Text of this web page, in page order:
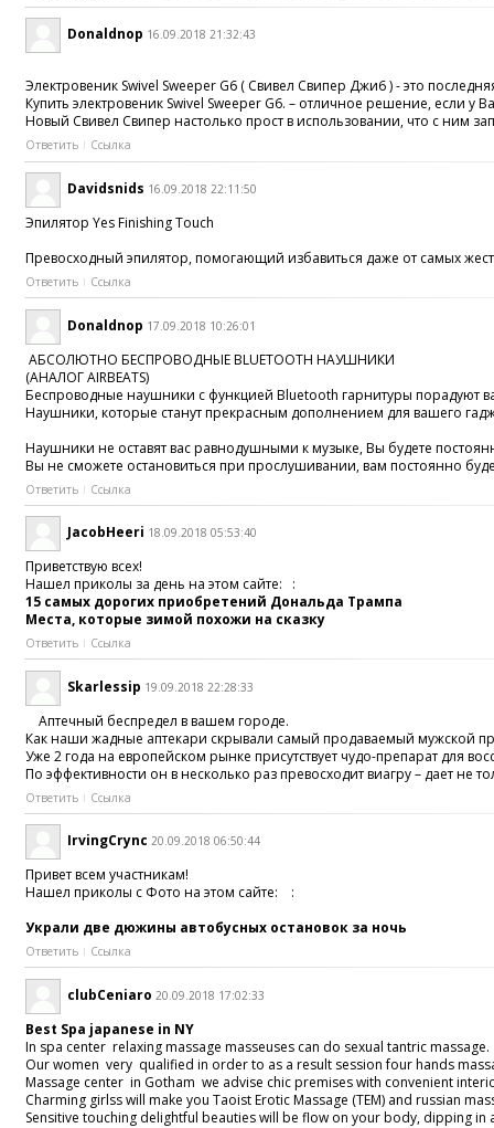
Donaldnop 16.09.2018 21:32:43
Электровеник Swivel Sweeper G6 ( Свивел Свипер Джи6 ) - это
Купить электровеник Swivel Sweeper G6. – отличное решение, если
Новый Свивел Свипер настолько прост в использовании, что с ним
Ответить Ссылка
Davidsnids 16.09.2018 22:11:50
Эпилятор Yes Finishing Touch
Превосходный эпилятор, помогающий избавиться даже от самых
Ответить Ссылка
Donaldnop 17.09.2018 10:26:01
АБСОЛЮТНО БЕСПРОВОДНЫЕ BLUETOOTH НАУШНИКИ
(АНАЛОГ AIRBEATS)
Беспроводные наушники с функцией Bluetooth гарнитуры порадуют
Наушники, которые станут прекрасным дополнением для вашего
Наушники не оставят вас равнодушными к музыке, Вы будете
Вы не сможете остановиться при прослушивании, вам постоянно
Ответить Ссылка
JacobHeeri 18.09.2018 05:53:40
Приветствую всех!
Нашел приколы за день на этом сайте: :
15 самых дорогих приобретений Дональда Трампа
Места, которые зимой похожи на сказку
Ответить Ссылка
Skarlessip 19.09.2018 22:28:33
Аптечный беспредел в вашем городе.
Как наши жадные аптекари скрывали самый продаваемый мужской
Уже 2 года на европейском рынке присутствует чудо-препарат для
По эффективности он в несколько раз превосходит виагру – дает не
Ответить Ссылка
IrvingCrync 20.09.2018 06:50:44
Привет всем участникам!
Нашел приколы с Фото на этом сайте: :
Украли две дюжины автобусных остановок за ночь
Ответить Ссылка
clubCeniaro 20.09.2018 17:02:33
Best Spa japanese in NY
In spa center relaxing massage masseuses can do sexual tantric massage.
Our women very qualified in order to as a result session four hands
Massage center in Gotham we advise chic premises with convenient
Charming girlss will make you Taoist Erotic Massage (TEM) and russian
Sensitive touching delightful beauties will be flow on your body, dipping